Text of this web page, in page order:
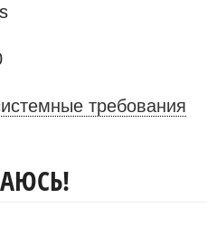
требования